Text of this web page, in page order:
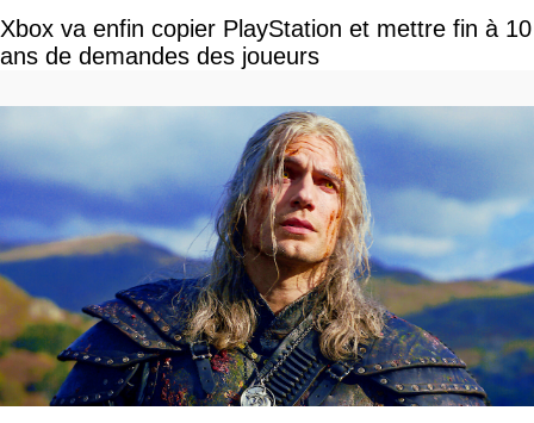
Xbox va enfin copier PlayStation et mettre fin à 10
ans de demandes des joueurs